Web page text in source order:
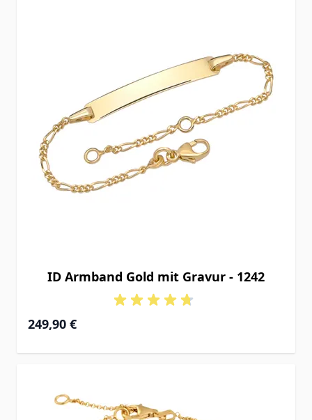
ID Armband Gold mit Gravur - 1242
Ab
249,90 €